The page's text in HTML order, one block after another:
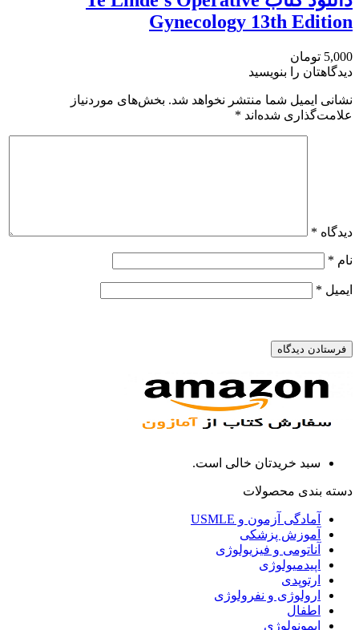
Gynecology 13th Edition
5,000 تومان
دیدگاهتان را بنویسید
نشانی ایمیل شما منتشر نخواهد شد. بخش‌های موردنیاز
علامت‌گذاری شده‌اند *
دیدگاه *
نام *
ایمیل *
سبد خریدتان خالی است.
دسته بندی محصولات
آمادگی آزمون و USMLE
آموزش پزشکی
آناتومی و فیزیولوژی
اپیدمیولوژی
ارتوپدی
ارولوژی و نفرولوژی
اطفال
ایمونولوژی